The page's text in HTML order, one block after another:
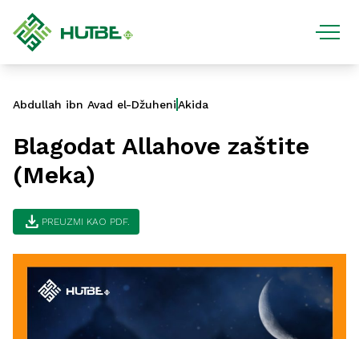
Abdullah ibn Avad el-DžuheniAkida
Blagodat Allahove zaštite
(Meka)
download PREUZMI KAO PDF.